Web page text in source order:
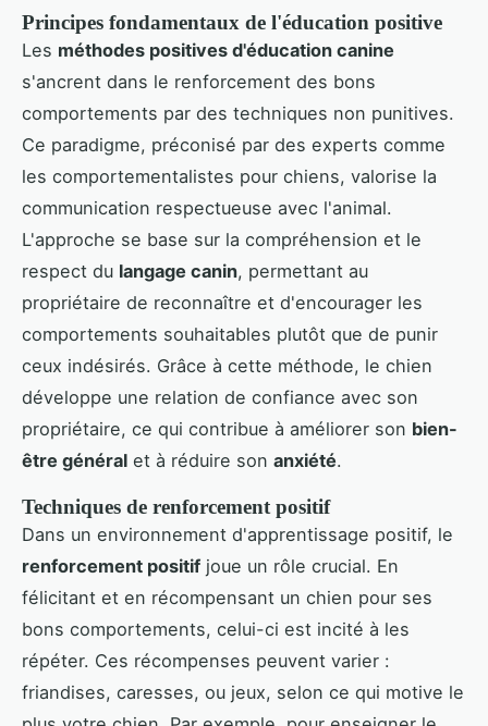
Principes fondamentaux de l'éducation positive
Les méthodes positives d'éducation canine
s'ancrent dans le renforcement des bons
comportements par des techniques non punitives.
Ce paradigme, préconisé par des experts comme
les comportementalistes pour chiens, valorise la
communication respectueuse avec l'animal.
L'approche se base sur la compréhension et le
respect du langage canin, permettant au
propriétaire de reconnaître et d'encourager les
comportements souhaitables plutôt que de punir
ceux indésirés. Grâce à cette méthode, le chien
développe une relation de confiance avec son
propriétaire, ce qui contribue à améliorer son bien-
être général et à réduire son anxiété.
Techniques de renforcement positif
Dans un environnement d'apprentissage positif, le
renforcement positif joue un rôle crucial. En
félicitant et en récompensant un chien pour ses
bons comportements, celui-ci est incité à les
répéter. Ces récompenses peuvent varier :
friandises, caresses, ou jeux, selon ce qui motive le